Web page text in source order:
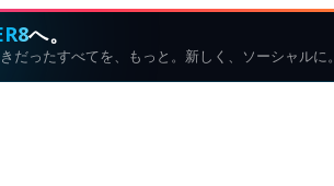
へ。
だったすべてを、もっと。新しく、ソーシャルに。